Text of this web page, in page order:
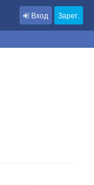
Вход Зарег.